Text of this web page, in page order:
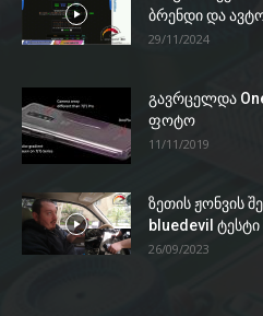
ბრენდი და
29/11/2024
გავრცელდა
ფოტო
11/11/2019
ზეთის ჟონვის
bluedevil ტესტი
26/09/2023